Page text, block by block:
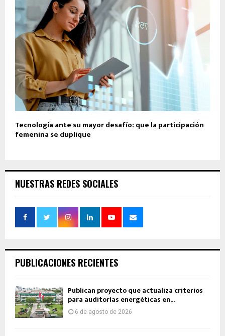
Tecnología ante su mayor desafío: que la participación
femenina se duplique
NUESTRAS REDES SOCIALES
PUBLICACIONES RECIENTES
Publican proyecto que actualiza criterios
para auditorías energéticas en...
6 de agosto de 2026